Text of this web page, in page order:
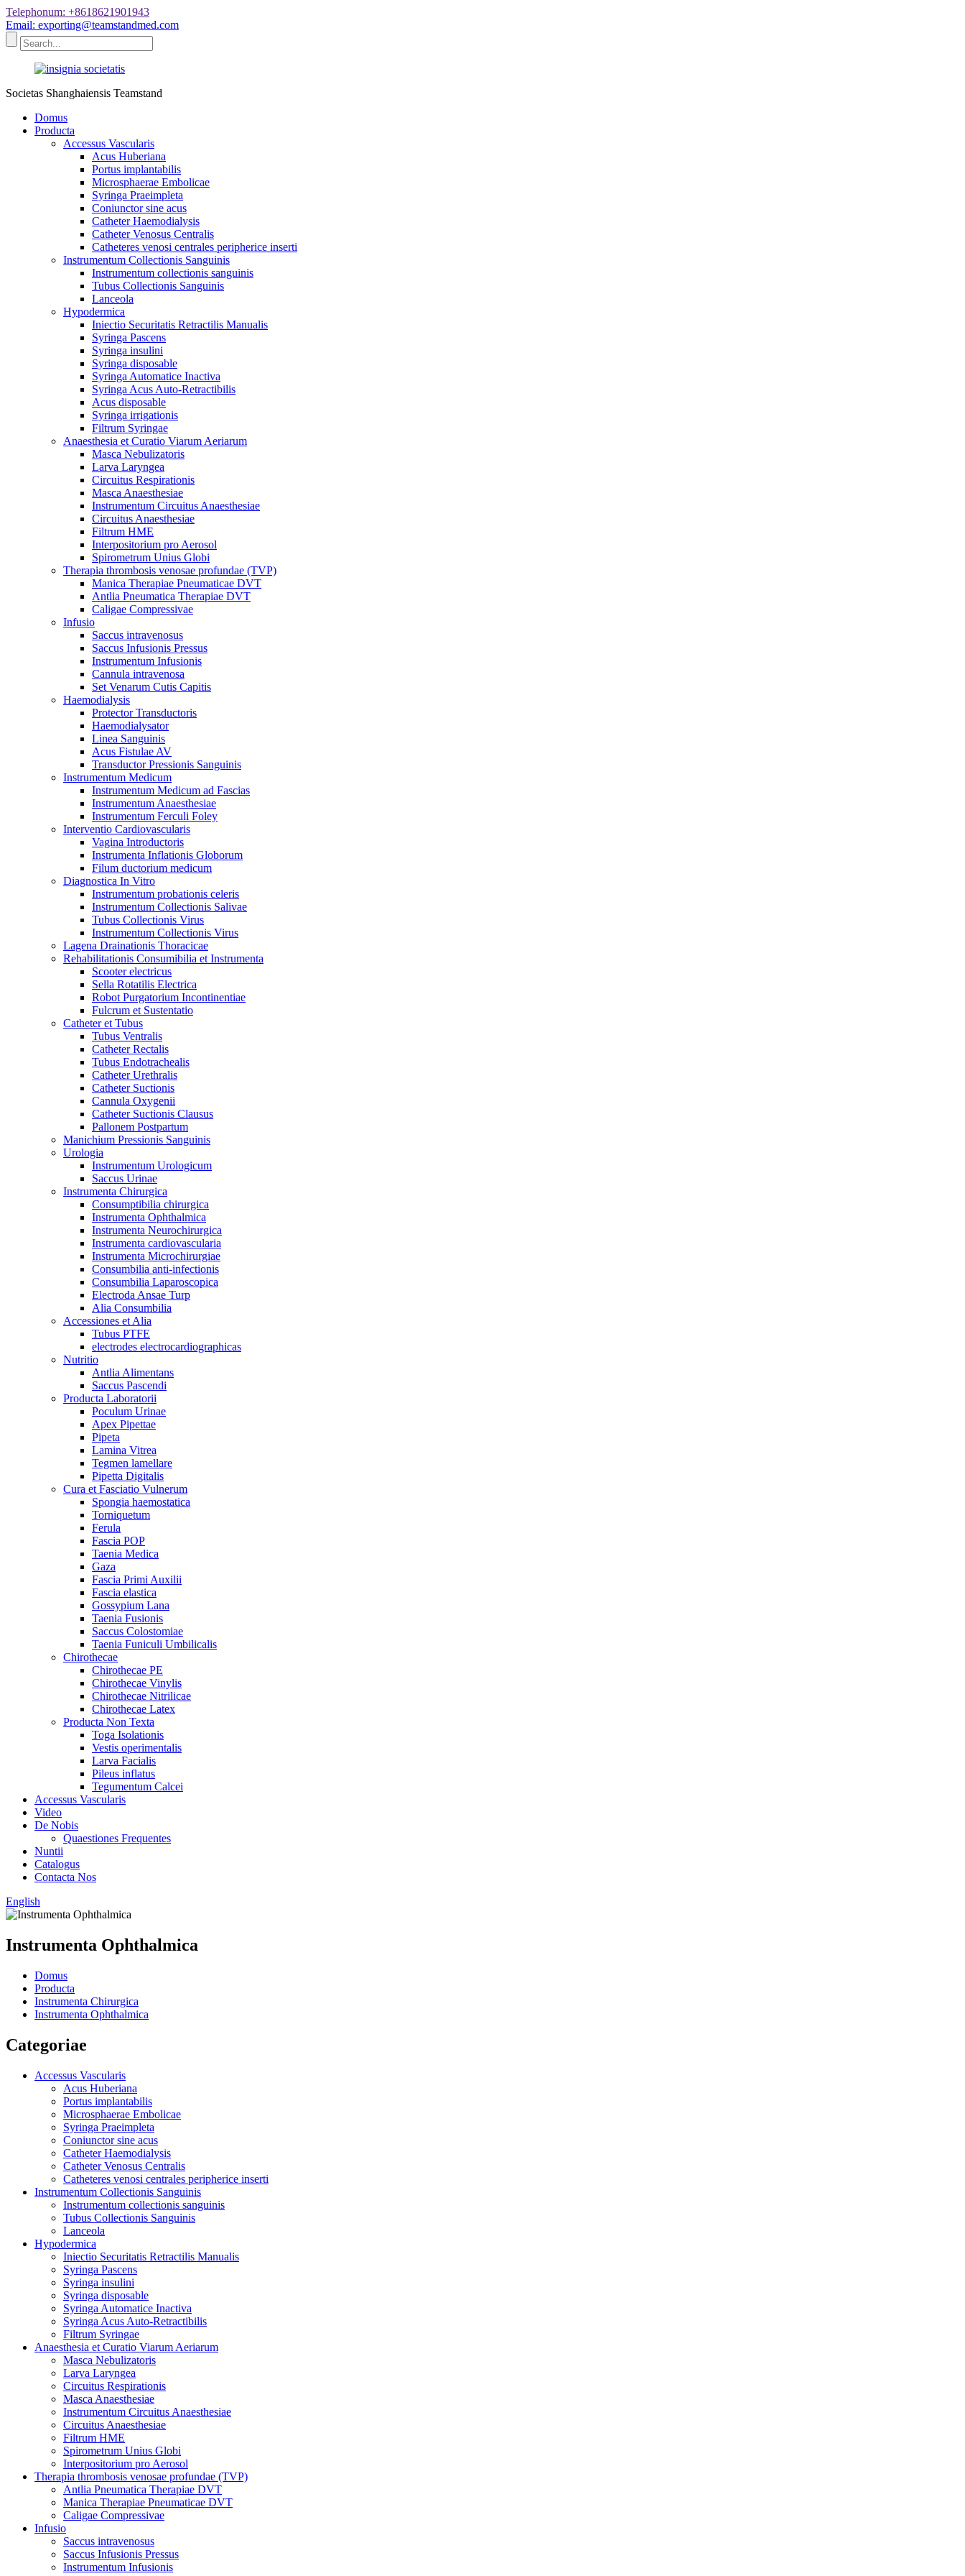
Telephonum: +8618621901943
Email: exporting@teamstandmed.com
Societas Shanghaiensis Teamstand
Domus
Producta
Accessus Vascularis
Acus Huberiana
Portus implantabilis
Microsphaerae Embolicae
Syringa Praeimpleta
Coniunctor sine acus
Catheter Haemodialysis
Catheter Venosus Centralis
Catheteres venosi centrales peripherice inserti
Instrumentum Collectionis Sanguinis
Instrumentum collectionis sanguinis
Tubus Collectionis Sanguinis
Lanceola
Hypodermica
Iniectio Securitatis Retractilis Manualis
Syringa Pascens
Syringa insulini
Syringa disposable
Syringa Automatice Inactiva
Syringa Acus Auto-Retractibilis
Acus disposable
Syringa irrigationis
Filtrum Syringae
Anaesthesia et Curatio Viarum Aeriarum
Masca Nebulizatoris
Larva Laryngea
Circuitus Respirationis
Masca Anaesthesiae
Instrumentum Circuitus Anaesthesiae
Circuitus Anaesthesiae
Filtrum HME
Interpositorium pro Aerosol
Spirometrum Unius Globi
Therapia thrombosis venosae profundae (TVP)
Manica Therapiae Pneumaticae DVT
Antlia Pneumatica Therapiae DVT
Caligae Compressivae
Infusio
Saccus intravenosus
Saccus Infusionis Pressus
Instrumentum Infusionis
Cannula intravenosa
Set Venarum Cutis Capitis
Haemodialysis
Protector Transductoris
Haemodialysator
Linea Sanguinis
Acus Fistulae AV
Transductor Pressionis Sanguinis
Instrumentum Medicum
Instrumentum Medicum ad Fascias
Instrumentum Anaesthesiae
Instrumentum Ferculi Foley
Interventio Cardiovascularis
Vagina Introductoris
Instrumenta Inflationis Globorum
Filum ductorium medicum
Diagnostica In Vitro
Instrumentum probationis celeris
Instrumentum Collectionis Salivae
Tubus Collectionis Virus
Instrumentum Collectionis Virus
Lagena Drainationis Thoracicae
Rehabilitationis Consumibilia et Instrumenta
Scooter electricus
Sella Rotatilis Electrica
Robot Purgatorium Incontinentiae
Fulcrum et Sustentatio
Catheter et Tubus
Tubus Ventralis
Catheter Rectalis
Tubus Endotrachealis
Catheter Urethralis
Catheter Suctionis
Cannula Oxygenii
Catheter Suctionis Clausus
Pallonem Postpartum
Manichium Pressionis Sanguinis
Urologia
Instrumentum Urologicum
Saccus Urinae
Instrumenta Chirurgica
Consumptibilia chirurgica
Instrumenta Ophthalmica
Instrumenta Neurochirurgica
Instrumenta cardiovascularia
Instrumenta Microchirurgiae
Consumbilia anti-infectionis
Consumbilia Laparoscopica
Electroda Ansae Turp
Alia Consumbilia
Accessiones et Alia
Tubus PTFE
electrodes electrocardiographicas
Nutritio
Antlia Alimentans
Saccus Pascendi
Producta Laboratorii
Poculum Urinae
Apex Pipettae
Pipeta
Lamina Vitrea
Tegmen lamellare
Pipetta Digitalis
Cura et Fasciatio Vulnerum
Spongia haemostatica
Torniquetum
Ferula
Fascia POP
Taenia Medica
Gaza
Fascia Primi Auxilii
Fascia elastica
Gossypium Lana
Taenia Fusionis
Saccus Colostomiae
Taenia Funiculi Umbilicalis
Chirothecae
Chirothecae PE
Chirothecae Vinylis
Chirothecae Nitrilicae
Chirothecae Latex
Producta Non Texta
Toga Isolationis
Vestis operimentalis
Larva Facialis
Pileus inflatus
Tegumentum Calcei
Accessus Vascularis
Video
De Nobis
Quaestiones Frequentes
Nuntii
Catalogus
Contacta Nos
English
Instrumenta Ophthalmica
Domus
Producta
Instrumenta Chirurgica
Instrumenta Ophthalmica
Categoriae
Accessus Vascularis
Acus Huberiana
Portus implantabilis
Microsphaerae Embolicae
Syringa Praeimpleta
Coniunctor sine acus
Catheter Haemodialysis
Catheter Venosus Centralis
Catheteres venosi centrales peripherice inserti
Instrumentum Collectionis Sanguinis
Instrumentum collectionis sanguinis
Tubus Collectionis Sanguinis
Lanceola
Hypodermica
Iniectio Securitatis Retractilis Manualis
Syringa Pascens
Syringa insulini
Syringa disposable
Syringa Automatice Inactiva
Syringa Acus Auto-Retractibilis
Filtrum Syringae
Anaesthesia et Curatio Viarum Aeriarum
Masca Nebulizatoris
Larva Laryngea
Circuitus Respirationis
Masca Anaesthesiae
Instrumentum Circuitus Anaesthesiae
Circuitus Anaesthesiae
Filtrum HME
Spirometrum Unius Globi
Interpositorium pro Aerosol
Therapia thrombosis venosae profundae (TVP)
Antlia Pneumatica Therapiae DVT
Manica Therapiae Pneumaticae DVT
Caligae Compressivae
Infusio
Saccus intravenosus
Saccus Infusionis Pressus
Instrumentum Infusionis